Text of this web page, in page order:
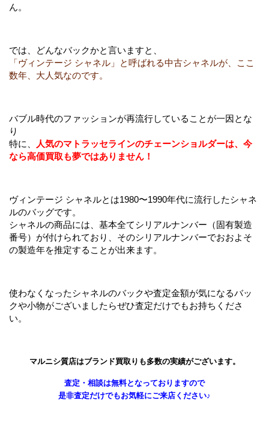
ん。
では、どんなバックかと言いますと、
「ヴィンテージ シャネル」と呼ばれる中古シャネルが、ここ
数年、大人気なのです。
バブル時代のファッションが再流行していることが一因とな
り
特に、
人気のマトラッセラインのチェーンショルダーは、今
なら高価買取も夢ではありません！
ヴィンテージ シャネルとは1980〜1990年代に流行したシャネ
ルのバッグです。
シャネルの商品には、基本全てシリアルナンバー（固有製造
番号）が付けられており、そのシリアルナンバーでおおよそ
の製造年を推定することが出来ます。
使わなくなったシャネルのバックや査定金額が気になるバッ
クや小物がございましたらぜひ査定だけでもお持ちくださ
い。
マルニシ質店はブランド買取りも多数の実績がございます。
査定・相談は無料となっておりますので
是非査定だけでもお気軽にご来店ください♪